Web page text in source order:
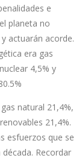
e
planeta no
actuarán acorde.
era gas
4,5% y
natural 21,4%,
21,4%.
esfuerzos que se
Recordar